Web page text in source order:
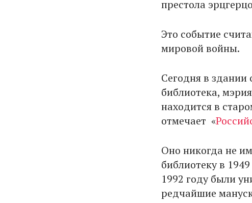
престола
Это событие
мировой войны.
Сегодня в здании
библиотека,
находится в
отмечает «
Оно никогда не
библиотеку в
1992 году были
редчайшие